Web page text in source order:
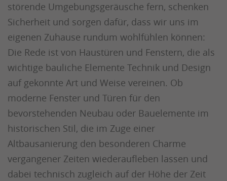
störende Umgebungsgeräusche fern, schenken
Sicherheit und sorgen dafür, dass wir uns im
eigenen Zuhause rundum wohlfühlen können:
Die Rede ist von Haustüren und Fenstern, die als
wichtige bauliche Elemente Technik und Design
auf gekonnte Art und Weise vereinen. Ob
moderne Fenster und Türen für den
bevorstehenden Neubau oder Bauelemente im
historischen Stil, die im Zuge einer
Altbausanierung den besonderen Charme
vergangener Zeiten wiederaufleben lassen und
dabei technisch zugleich auf der Höhe der Zeit